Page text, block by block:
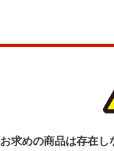
お求めの商品は存在し